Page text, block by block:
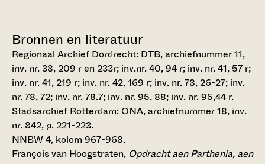
Bronnen en literatuur
Regionaal Archief Dordrecht: DTB, archiefnummer 11,
inv. nr. 38, 209 r en 233r; inv.nr. 40, 94 r; inv. nr. 41, 57 r;
inv. nr. 41, 219 r; inv. nr. 42, 169 r; inv. nr. 78, 26-27; inv.
nr. 78, 72; inv. nr. 78.7; inv. nr. 95, 88; inv. nr. 95,44 r.
Stadsarchief Rotterdam: ONA, archiefnummer 18, inv.
nr. 842, p. 221-223.
NNBW 4, kolom 967-968.
François van Hoogstraten, Opdracht aen Parthenia, aen